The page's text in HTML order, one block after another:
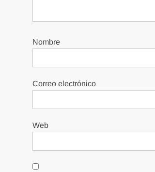
Nombre
Correo electrónico
Web